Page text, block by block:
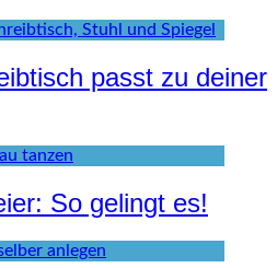
passt zu deiner
So gelingt es!